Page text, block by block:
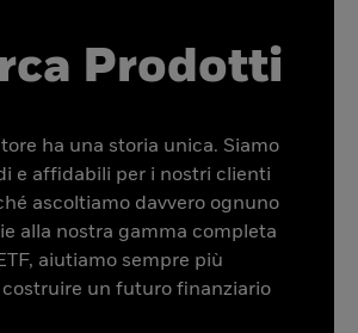
Prodotti
ha una storia unica. Siamo
e affidabili per i nostri clienti
ascoltiamo davvero ognuno
alla nostra gamma completa
aiutiamo sempre più
un futuro finanziario